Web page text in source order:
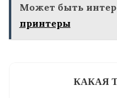
Может быть
принтеры
КАКАЯ